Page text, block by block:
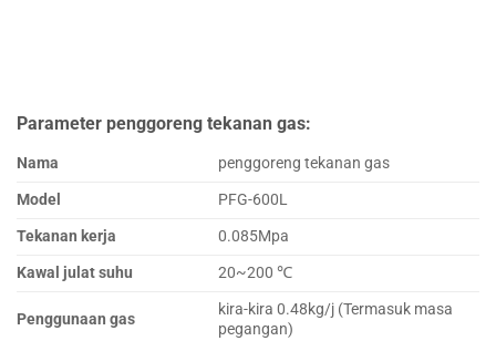
Parameter penggoreng tekanan gas:
Nama
penggoreng tekanan gas
Model
PFG-600L
Tekanan kerja
0.085Mpa
Kawal julat suhu
20~200 ℃
Penggunaan gas
kira-kira 0.48kg/j (Termasuk masa
pegangan)